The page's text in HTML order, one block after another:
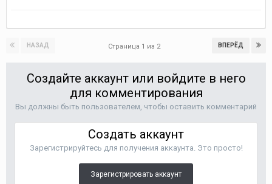
НАЗАД ВПЕРЁД
Страница 1 из 2
Создайте аккаунт или войдите в него
для комментирования
Вы должны быть пользователем, чтобы оставить комментарий
Создать аккаунт
Зарегистрируйтесь для получения аккаунта. Это просто!
Зарегистрировать аккаунт